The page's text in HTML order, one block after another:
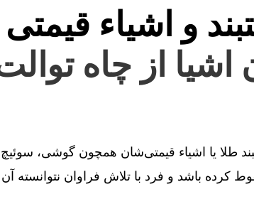
و اشیاء
اشیا از چاه
طلا یا اشیاء قیمتی‌شان همچون گوشی،
باشد و فرد با تلاش فراوان نتوانسته آن